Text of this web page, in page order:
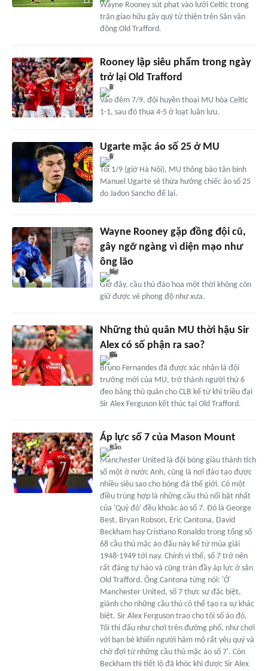
Wayne Rooney sút phạt vào lưới Celtic trong
trận giao hữu gây quỹ từ thiện trên Sân vận
động Old Trafford.
Rooney lập siêu phẩm trong ngày
trở lại Old Trafford
Vào đêm 7/9, đội huyền thoại MU hòa Celtic
1-1, sau đó thua 4-5 ở loạt luân lưu.
Ugarte mặc áo số 25 ở MU
Tối 1/9 (giờ Hà Nội), MU thông báo tân binh
Manuel Ugarte sẽ thừa hưởng chiếc áo số 25
do Jadon Sancho để lại.
Wayne Rooney gặp đồng đội cũ,
gây ngỡ ngàng vì diện mạo như
ông lão
Giờ đây, cầu thủ đào hoa một thời không còn
giữ được vẻ phong độ như xưa.
Những thủ quân MU thời hậu Sir
Alex có số phận ra sao?
Bruno Fernandes đã được xác nhận là đội
trưởng mới của MU, trở thành người thứ 6
đeo băng thủ quân cho CLB kể từ khi triều đại
Sir Alex Ferguson kết thúc tại Old Trafford.
Áp lực số 7 của Mason Mount
Manchester United là đội bóng giàu thành tích
số một ở nước Anh, cũng là nơi đào tạo được
nhiều siêu sao cho bóng đá thế giới. Có một
điều trùng hợp là những cầu thủ nổi bật nhất
của 'Quỷ đỏ' đều khoác áo số 7. Đó là George
Best, Bryan Robson, Eric Cantona, David
Beckham hay Cristiano Ronaldo trong tổng số
68 cầu thủ mặc áo đấu này kể từ mùa giải
1948-1949 tới nay. Chính vì thế, số 7 trở nên
rất đáng tự hào và cũng tràn đầy áp lực ở sân
Old Trafford. Ông Cantona từng nói: 'Ở
Manchester United, số 7 thực sự đặc biệt,
giành cho những cầu thủ có thể tạo ra sự khác
biệt. Sir Alex Ferguson trao cho tôi số áo đó.
Tôi thi đấu như chơi trên đường phố, như chơi
với bạn bè khiến người hâm mộ rất yêu quý và
chờ đợi từ những cầu thủ mặc áo số 7'. Còn
Beckham thì tiết lộ đã khóc khi được Sir Alex